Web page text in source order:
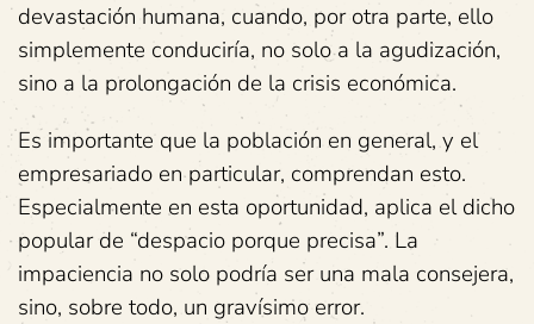
devastación humana, cuando, por otra parte, ello
simplemente conduciría, no solo a la agudización,
sino a la prolongación de la crisis económica.
Es importante que la población en general, y el
empresariado en particular, comprendan esto.
Especialmente en esta oportunidad, aplica el dicho
popular de “despacio porque precisa”. La
impaciencia no solo podría ser una mala consejera,
sino, sobre todo, un gravísimo error.